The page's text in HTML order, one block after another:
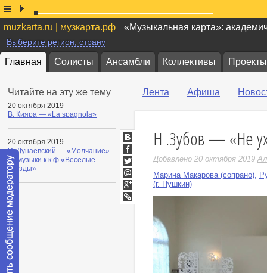
muzkarta.ru | музкарта.рф «Музыкальная карта»:
Выберите регион, страну
Главная Солисты Ансамбли Коллективы Проекты
Читайте на эту же тему
20 октября 2019
В. Кияра — «La spagnola»
20 октября 2019
И. Дунаевский — «Молчание»
из музыки к к ф «Веселые
звезды»
Лента Афиша
Н .Зубов — «Не
Добавлено 20 октября 2019
Марина Макарова (сопрано)
(г. Пушкин)
ВКонтакте
Facebook
Twitter
Мой
Мир
Google+
LiveJournal